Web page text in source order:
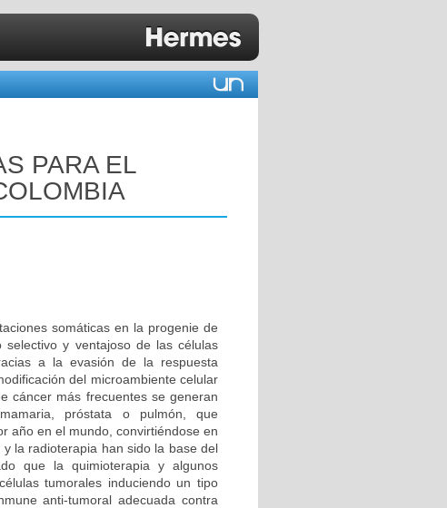
PARA EL
somáticas en la progenie de
y ventajoso de las células
a la evasión de la respuesta
del microambiente celular
cáncer más frecuentes se generan
próstata o pulmón, que
año en el mundo, convirtiéndose en
la radioterapia han sido la base del
que la quimioterapia y algunos
tumorales induciendo un tipo
anti-tumoral adecuada contra